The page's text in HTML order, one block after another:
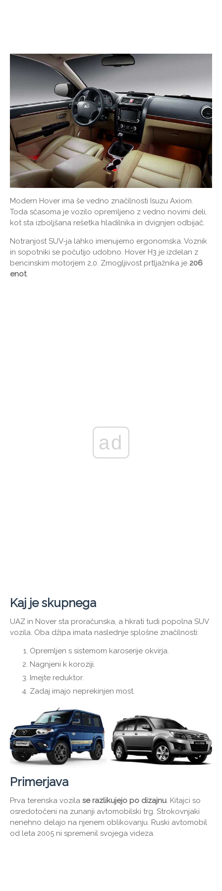
Modern Hover ima še vedno značilnosti Isuzu Axiom.
Toda sčasoma je vozilo opremljeno z vedno novimi deli,
kot sta izboljšana rešetka hladilnika in dvignjen odbijač.
Notranjost SUV-ja lahko imenujemo ergonomska. Voznik
in sopotniki se počutijo udobno. Hover H3 je izdelan z
bencinskim motorjem 2,0. Zmogljivost prtljažnika je 206
enot.
ad
Kaj je skupnega
UAZ in Nover sta proračunska, a hkrati tudi popolna SUV
vozila. Oba džipa imata naslednje splošne značilnosti:
Opremljen s sistemom karoserije okvirja.
Nagnjeni k koroziji.
Imejte reduktor.
Zadaj imajo neprekinjen most.
Primerjava
Prva terenska vozila se razlikujejo po dizajnu. Kitajci so
osredotočeni na zunanji avtomobilski trg. Strokovnjaki
nenehno delajo na njenem oblikovanju. Ruski avtomobil
od leta 2005 ni spremenil svojega videza.